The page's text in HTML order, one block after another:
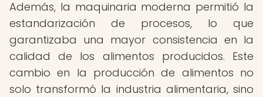
Además, la maquinaria moderna permitió la
estandarización de procesos, lo que
garantizaba una mayor consistencia en la
calidad de los alimentos producidos. Este
cambio en la producción de alimentos no
solo transformó la industria alimentaria, sino